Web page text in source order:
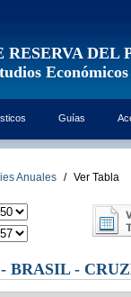
DEL
Económicos
Guías
Anuales / Ver Tabla
BRASIL -